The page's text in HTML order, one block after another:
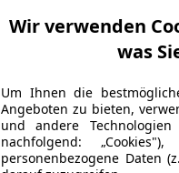
Wir verwenden
was
Um Ihnen die
Angeboten zu bieten,
und andere
nachfolgend:
personenbezogene Daten